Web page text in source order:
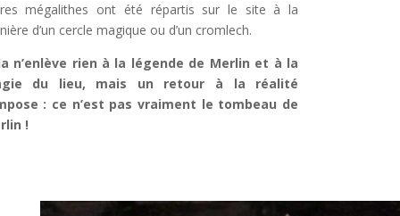
mégalithes ont été répartis sur le site à la
d’un cercle magique ou d’un cromlech.
n’enlève rien à la légende de Merlin et à la
du lieu, mais un retour à la réalité
: ce n’est pas vraiment le tombeau de
!